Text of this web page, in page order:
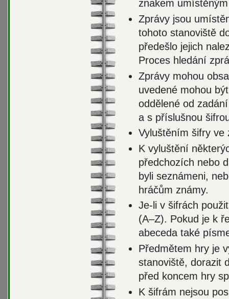
znakem
Zprávy jsou
tohoto stanoviště
předešlo jejich
Proces hledání
Zprávy mohou
uvedené mohou
oddělené od
a s příslušnou
Vyluštěním šifry ve
K vyluštění
předchozích nebo
byli seznámeni,
hráčům známy.
Je-li v šifrách
(A–Z). Pokud je k
abeceda také
Předmětem hry je
stanoviště, dorazit
před koncem hry
K šifrám nejsou